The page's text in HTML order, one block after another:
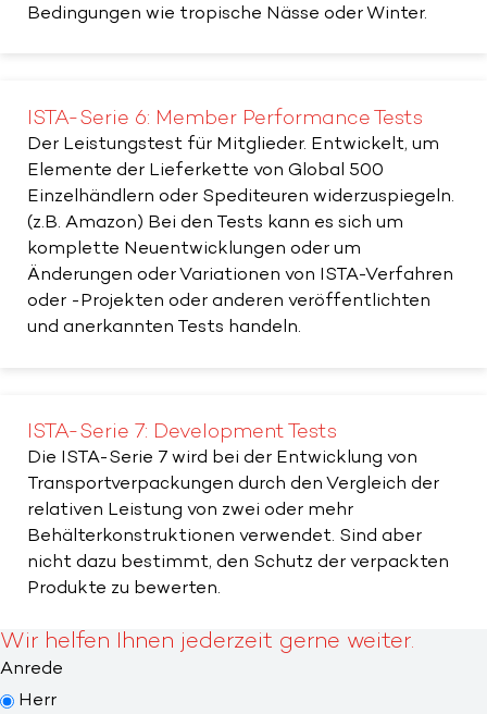
Bedingungen wie tropische Nässe oder Winter.
ISTA-Serie 6: Member Performance Tests
Der Leistungstest für Mitglieder. Entwickelt, um
Elemente der Lieferkette von Global 500
Einzelhändlern oder Spediteuren widerzuspiegeln.
(z.B. Amazon) Bei den Tests kann es sich um
komplette Neuentwicklungen oder um
Änderungen oder Variationen von ISTA-Verfahren
oder -Projekten oder anderen veröffentlichten
und anerkannten Tests handeln.
ISTA-Serie 7: Development Tests
Die ISTA-Serie 7 wird bei der Entwicklung von
Transportverpackungen durch den Vergleich der
relativen Leistung von zwei oder mehr
Behälterkonstruktionen verwendet. Sind aber
nicht dazu bestimmt, den Schutz der verpackten
Produkte zu bewerten.
Wir helfen Ihnen jederzeit gerne weiter.
Anrede
Herr